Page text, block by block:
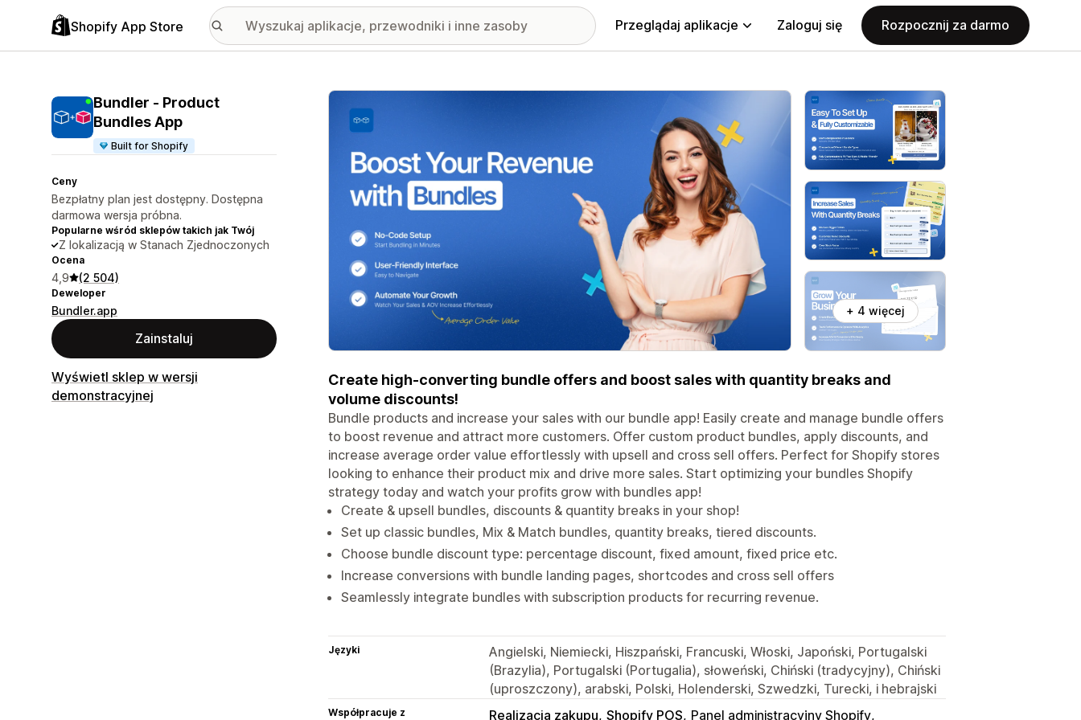
Shopify App Store Przeglądaj aplikacje Zaloguj się Rozpocznij za darmo
Bundler ‑ Product
Bundles App
Built for Shopify
Ceny
Bezpłatny plan jest dostępny. Dostępna
darmowa wersja próbna.
Popularne wśród sklepów takich jak Twój
Z lokalizacją w Stanach Zjednoczonych
Ocena
4,9 (2 504)
Deweloper
Bundler.app
Zainstaluj
Wyświetl sklep w wersji
demonstracyjnej
Wyróżnione obrazy w galerii
+ 4 więcej
Create high-converting bundle offers and boost sales with quantity breaks and
volume discounts!
Bundle products and increase your sales with our bundle app! Easily create and manage bundle offers
to boost revenue and attract more customers. Offer custom product bundles, apply discounts, and
increase average order value effortlessly with upsell and cross sell offers. Perfect for Shopify stores
looking to enhance their product mix and drive more sales. Start optimizing your bundles Shopify
strategy today and watch your profits grow with bundles app!
Create & upsell bundles, discounts & quantity breaks in your shop!
Set up classic bundles, Mix & Match bundles, quantity breaks, tiered discounts.
Choose bundle discount type: percentage discount, fixed amount, fixed price etc.
Increase conversions with bundle landing pages, shortcodes and cross sell offers
Seamlessly integrate bundles with subscription products for recurring revenue.
Języki
Angielski, Niemiecki, Hiszpański, Francuski, Włoski, Japoński, Portugalski
(Brazylia), Portugalski (Portugalia), słoweński, Chiński (tradycyjny), Chiński
(uproszczony), arabski, Polski, Holenderski, Szwedzki, Turecki, i hebrajski
Współpracuje z Realizacja zakupu Shopify POS Panel administracyjny Shopify